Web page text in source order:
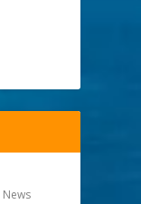
News